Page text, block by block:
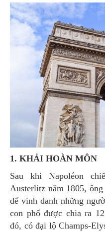
1. KHẢI HOÀN MÔN
Sau khi Napoléon chiến thắng vang dội ở trận
Austerlitz năm 1805,
để vinh danh những
con phố được chia ra
đó, có đại lộ Champs-